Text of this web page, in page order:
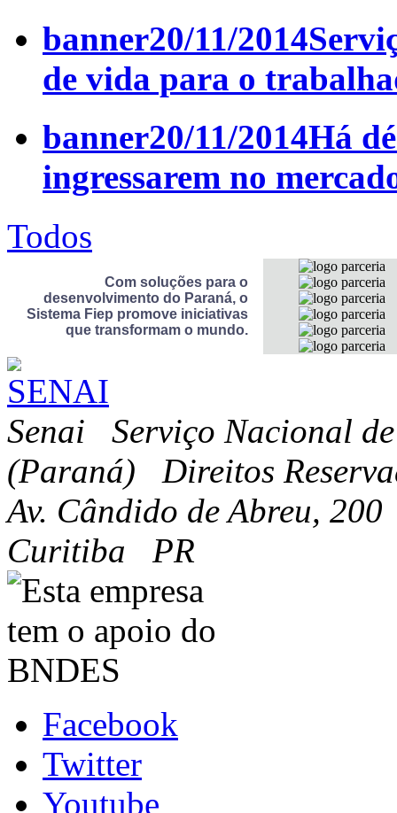
banner20/11/2014
de vida para o
banner20/11/2014Há
ingressarem no
Todos
Com soluções para o
desenvolvimento do Paraná, o
Sistema Fiep promove iniciativas
que transformam o mundo.
Senai Serviço Nacional
(Paraná) Direitos
Av. Cândido de Abreu,
Curitiba PR
Facebook
Twitter
Youtube